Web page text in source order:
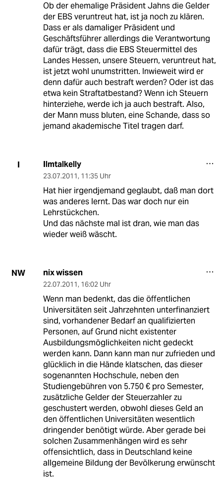
Ob der ehemalige Präsident Jahns die Gelder
der EBS veruntreut hat, ist ja noch zu klären.
Dass er als damaliger Präsident und
Geschäftsführer allerdings die Verantwortung
dafür trägt, dass die EBS Steuermittel des
Landes Hessen, unsere Steuern, veruntreut hat,
ist jetzt wohl unumstritten. Inwieweit wird er
denn dafür auch bestraft werden? Oder ist das
etwa kein Straftatbestand? Wenn ich Steuern
hinterziehe, werde ich ja auch bestraft. Also,
der Mann muss bluten, eine Schande, dass so
jemand akademische Titel tragen darf.
I Ilmtalkelly
23.07.2011, 11:35 Uhr
Hat hier irgendjemand geglaubt, daß man dort
was anderes lernt. Das war doch nur ein
Lehrstückchen.
Und das nächste mal ist dran, wie man das
wieder weiß wäscht.
NW nix wissen
22.07.2011, 16:02 Uhr
Wenn man bedenkt, das die öffentlichen
Universitäten seit Jahrzehnten unterfinanziert
sind, vorhandener Bedarf an qualifizierten
Personen, auf Grund nicht existenter
Ausbildungsmöglichkeiten nicht gedeckt
werden kann. Dann kann man nur zufrieden und
glücklich in die Hände klatschen, das dieser
sogenannten Hochschule, neben den
Studiengebühren von 5.750 € pro Semester,
zusätzliche Gelder der Steuerzahler zu
geschustert werden, obwohl dieses Geld an
den öffentlichen Universitäten wesentlich
dringender benötigt würde. Aber gerade bei
solchen Zusammenhängen wird es sehr
offensichtlich, dass in Deutschland keine
allgemeine Bildung der Bevölkerung erwünscht
ist.